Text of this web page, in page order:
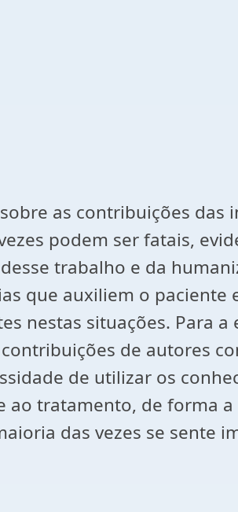
as contribuições
podem ser fatais,
trabalho e da
que auxiliem o
nestas situações. Para
de autores
de utilizar os
ao tratamento, de forma
das vezes se sente